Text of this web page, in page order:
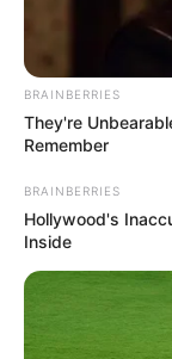
BRAINBERRIES
They're
Remember
BRAINBERRIES
Hollywood's
Inside